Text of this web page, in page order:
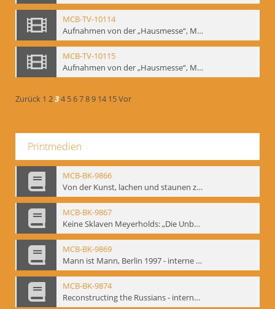
MCB-TV-10114
Aufnahmen von der „Hausmesse“, Mime Centrum Berlin, 1994. Ausstellung und Veranstaltungsreihe anlässlich des 120. Geburtstages von W. E. Meyerhold im Mime Centrum Berlin, Februar 1994 (Bd. 1) - Interne Signatur: BM-vid-21
MCB-TV-10115
Aufnahmen von der „Hausmesse“, Mime Centrum Berlin, 1994. Ausstellung und Veranstaltungsreihe anlässlich des 120. Geburtstages von W. E. Meyerhold im Mime Centrum Berlin, Februar 1994 (Bd. 2) - Interne Signatur: BM-vid-22
Zurück 1 234 56789 14 15Vor
Printmedien
MCB-BK-9866
Von der Kunst, lachen und staunen zu machen. Das Meyerhold-Projekt im bat Studiotheater - interne Signatur: BM-prt-63
MCB-BK-9867
Keine Sklaven Meyerholds: „Die Unbekannte“ und „Eine gewisse Anzahl Gespräche im bat“ - interne Signatur: BM-prt-64
MCB-BK-9869
Mann ist Mann, Berlin 1997 - interne Signatur: BM-prt-66
MCB-BK-9874
Reconstructing the Russians - interne Signatur: BM-prt-70b